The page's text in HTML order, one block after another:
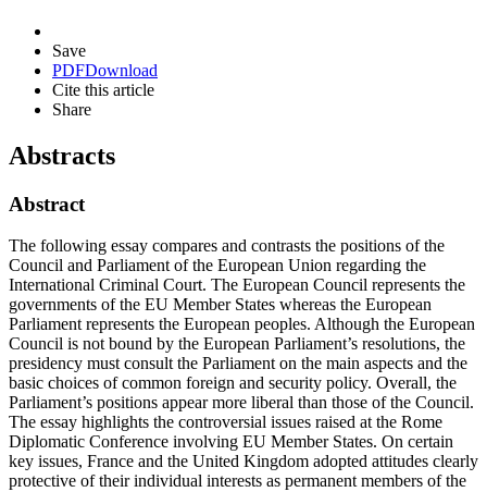
Save
PDFDownload
Cite this article
Share
Abstracts
Abstract
The following essay compares and contrasts the positions of the
Council and Parliament of the European Union regarding the
International Criminal Court. The European Council represents the
governments of the EU Member States whereas the European
Parliament represents the European peoples. Although the European
Council is not bound by the European Parliament’s resolutions, the
presidency must consult the Parliament on the main aspects and the
basic choices of common foreign and security policy. Overall, the
Parliament’s positions appear more liberal than those of the Council.
The essay highlights the controversial issues raised at the Rome
Diplomatic Conference involving EU Member States. On certain
key issues, France and the United Kingdom adopted attitudes clearly
protective of their individual interests as permanent members of the